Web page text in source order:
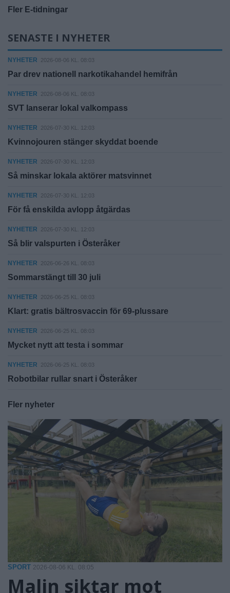
Fler E-tidningar
SENASTE I NYHETER
NYHETER 2026-08-06 KL. 08:03
Par drev nationell narkotikahandel hemifrån
NYHETER 2026-08-06 KL. 08:03
SVT lanserar lokal valkompass
NYHETER 2026-07-30 KL. 12:03
Kvinnojouren stänger skyddat boende
NYHETER 2026-07-30 KL. 12:03
Så minskar lokala aktörer matsvinnet
NYHETER 2026-07-30 KL. 12:03
För få enskilda avlopp åtgärdas
NYHETER 2026-07-30 KL. 12:03
Så blir valspurten i Österåker
NYHETER 2026-06-26 KL. 08:03
Sommarstängt till 30 juli
NYHETER 2026-06-25 KL. 08:03
Klart: gratis bältrosvaccin för 69-plussare
NYHETER 2026-06-25 KL. 08:03
Mycket nytt att testa i sommar
NYHETER 2026-06-25 KL. 08:03
Robotbilar rullar snart i Österåker
Fler nyheter
SPORT 2026-08-06 KL. 08:05
Malin siktar mot